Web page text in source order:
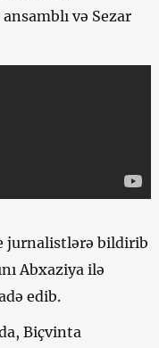
və Sezar
jurnalistlərə bildirib
Abxaziya ilə
edib.
Biçvinta